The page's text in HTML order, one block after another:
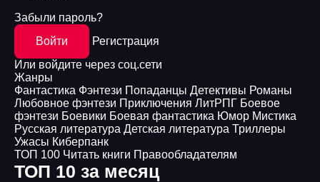
Забыли пароль?
Войти
Регистрация
Или войдите через соц.сети
Жанры
Фантастика Фэнтези Попаданцы Детективы Романы
Любовное фэнтези Приключения ЛитРПГ Боевое
фэнтези Боевики Боевая фантастика Юмор Мистика
Русская литература Детская литература Триллеры
Ужасы Киберпанк
ТОП 100 Читать книги Правообладателям
ТОП 10 за месяц